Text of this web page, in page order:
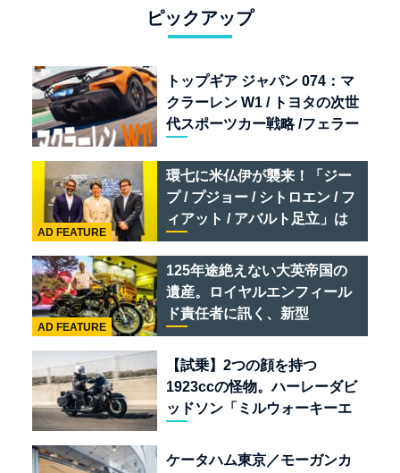
ピックアップ
トップギア ジャパン 074：マ
クラーレン W1 / トヨタの次世
代スポーツカー戦略 /フェラー
リオ /ベントレー スーパース
ポーツ
環七に米仏伊が襲来！「ジー
プ / プジョー / シトロエン / フ
ィアット / アバルト足立」は
クルマのセレクトショップで
ある
AD FEATURE
125年途絶えない大英帝国の
遺産。ロイヤルエンフィール
ド責任者に訊く、新型
「BULLET 650」と“時間の
質”を愛する理由
AD FEATURE
【試乗】2つの顔を持つ
1923ccの怪物。ハーレーダビ
ッドソン「ミルウォーキーエ
ケータハム東京／モーガンカ